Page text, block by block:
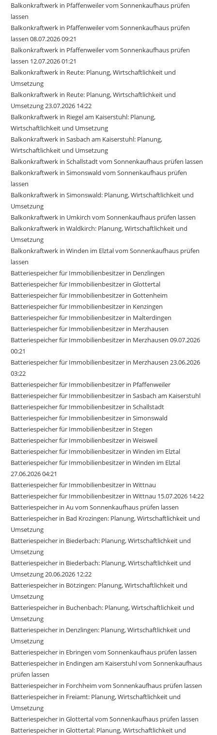
Balkonkraftwerk in Pfaffenweiler vom Sonnenkaufhaus prüfen
lassen
Balkonkraftwerk in Pfaffenweiler vom Sonnenkaufhaus prüfen
lassen 08.07.2026 09:21
Balkonkraftwerk in Pfaffenweiler vom Sonnenkaufhaus prüfen
lassen 12.07.2026 01:21
Balkonkraftwerk in Reute: Planung, Wirtschaftlichkeit und
Umsetzung
Balkonkraftwerk in Reute: Planung, Wirtschaftlichkeit und
Umsetzung 23.07.2026 14:22
Balkonkraftwerk in Riegel am Kaiserstuhl: Planung,
Wirtschaftlichkeit und Umsetzung
Balkonkraftwerk in Sasbach am Kaiserstuhl: Planung,
Wirtschaftlichkeit und Umsetzung
Balkonkraftwerk in Schallstadt vom Sonnenkaufhaus prüfen lassen
Balkonkraftwerk in Simonswald vom Sonnenkaufhaus prüfen
lassen
Balkonkraftwerk in Simonswald: Planung, Wirtschaftlichkeit und
Umsetzung
Balkonkraftwerk in Umkirch vom Sonnenkaufhaus prüfen lassen
Balkonkraftwerk in Waldkirch: Planung, Wirtschaftlichkeit und
Umsetzung
Balkonkraftwerk in Winden im Elztal vom Sonnenkaufhaus prüfen
lassen
Batteriespeicher für Immobilienbesitzer in Denzlingen
Batteriespeicher für Immobilienbesitzer in Glottertal
Batteriespeicher für Immobilienbesitzer in Gottenheim
Batteriespeicher für Immobilienbesitzer in Kenzingen
Batteriespeicher für Immobilienbesitzer in Malterdingen
Batteriespeicher für Immobilienbesitzer in Merzhausen
Batteriespeicher für Immobilienbesitzer in Merzhausen 09.07.2026
00:21
Batteriespeicher für Immobilienbesitzer in Merzhausen 23.06.2026
03:22
Batteriespeicher für Immobilienbesitzer in Pfaffenweiler
Batteriespeicher für Immobilienbesitzer in Sasbach am Kaiserstuhl
Batteriespeicher für Immobilienbesitzer in Schallstadt
Batteriespeicher für Immobilienbesitzer in Simonswald
Batteriespeicher für Immobilienbesitzer in Stegen
Batteriespeicher für Immobilienbesitzer in Weisweil
Batteriespeicher für Immobilienbesitzer in Winden im Elztal
Batteriespeicher für Immobilienbesitzer in Winden im Elztal
27.06.2026 04:21
Batteriespeicher für Immobilienbesitzer in Wittnau
Batteriespeicher für Immobilienbesitzer in Wittnau 15.07.2026 14:22
Batteriespeicher in Au vom Sonnenkaufhaus prüfen lassen
Batteriespeicher in Bad Krozingen: Planung, Wirtschaftlichkeit und
Umsetzung
Batteriespeicher in Biederbach: Planung, Wirtschaftlichkeit und
Umsetzung
Batteriespeicher in Biederbach: Planung, Wirtschaftlichkeit und
Umsetzung 20.06.2026 12:22
Batteriespeicher in Bötzingen: Planung, Wirtschaftlichkeit und
Umsetzung
Batteriespeicher in Buchenbach: Planung, Wirtschaftlichkeit und
Umsetzung
Batteriespeicher in Denzlingen: Planung, Wirtschaftlichkeit und
Umsetzung
Batteriespeicher in Ebringen vom Sonnenkaufhaus prüfen lassen
Batteriespeicher in Endingen am Kaiserstuhl vom Sonnenkaufhaus
prüfen lassen
Batteriespeicher in Forchheim vom Sonnenkaufhaus prüfen lassen
Batteriespeicher in Freiamt: Planung, Wirtschaftlichkeit und
Umsetzung
Batteriespeicher in Glottertal vom Sonnenkaufhaus prüfen lassen
Batteriespeicher in Glottertal: Planung, Wirtschaftlichkeit und